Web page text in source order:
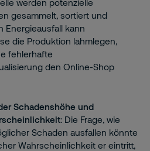
werden potenzielle
gesammelt, sortiert und
Energieausfall kann
die Produktion lahmlegen,
fehlerhafte
den Online-Shop
Schadenshöhe und
: Die Frage, wie
Schaden ausfallen könnte
Wahrscheinlichkeit er eintritt,